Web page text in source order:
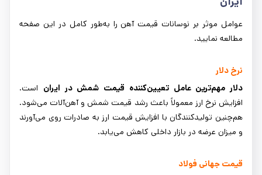
عوامل موثر بر نوسانات قیمت آهن را به‌طور کامل در این صفحه
مطالعه نمایید.
نرخ دلار
دلار مهم‌ترین عامل تعیین‌کننده قیمت شمش در ایران است.
افزایش نرخ ارز معمولاً باعث رشد قیمت شمش و آهن‌آلات می‌شود.
هم‌چنین تولیدکنندگان با افزایش قیمت ارز به صادرات روی می‌آورند
و میزان عرضه در بازار داخلی کاهش می‌یابد.
قیمت جهانی فولاد